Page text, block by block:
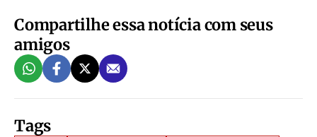
Compartilhe essa notícia com seus
amigos
Tags